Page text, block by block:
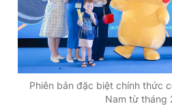
Phiên bản đặc biệt chính thức
Nam từ tháng